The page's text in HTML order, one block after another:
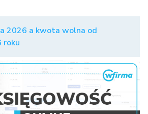
2026 a kwota wolna od
roku